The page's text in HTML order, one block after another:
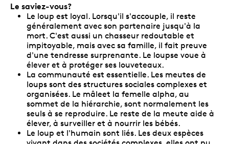
Le saviez-vous?
Le loup est loyal. Lorsqu'il s'accouple, il reste
généralement avec son partenaire jusqu'à la
mort. C'est aussi un chasseur redoutable et
impitoyable, mais avec sa famille, il fait preuve
d'une tendresse surprenante. Le loupse voue à
élever et à protéger ses louveteaux.
La communauté est essentielle. Les meutes de
loups sont des structures sociales complexes et
organisées. Le mâleet la femelle alpha, au
sommet de la hiérarchie, sont normalement les
seuls à se reproduire. Le reste de la meute aide à
élever, à surveiller et à nourrir les bébés.
Le loup et l'humain sont liés. Les deux espèces